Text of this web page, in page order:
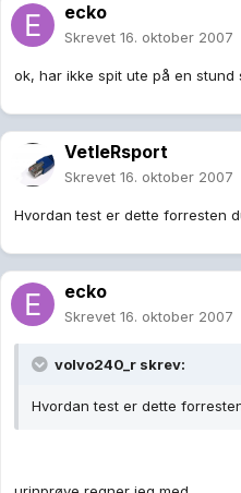
ecko
Skrevet 16. oktober 2007
ok, har ikke spit ute på en stund
VetleRsport
Skrevet 16. oktober 2007
Hvordan test er dette forresten
ecko
Skrevet 16. oktober 2007
volvo240_r skrev:
Hvordan test er dette